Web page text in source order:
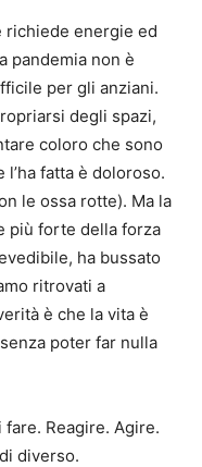
richiede energie ed
pandemia non è
per gli anziani.
degli spazi,
coloro che sono
fatta è doloroso.
le ossa rotte). Ma la
più forte della forza
ha bussato
ritrovati a
è che la vita è
poter far nulla
fare. Reagire. Agire.
diverso.